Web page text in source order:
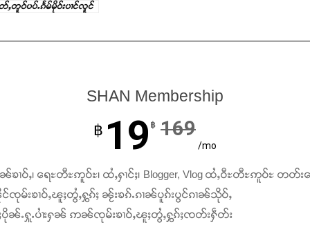
ႇတူဝ်ပပ်ႉၵႅမ်မိုဝ်းပၢင်လူင်
SHAN Membership
฿ 19 ฿ 169
/mo
ၶၢဝ်ႇ၊ ရေႊတီႊဢူဝ်ႊ၊ ထႆႇႁၢင်ႈ၊ Blogger, Vlog ထႆႇဝီႊတီႊဢူဝ်ႊ တ
မ်းၶၢဝ်ႇၽူႈတွႆႇႁွၵ်ႈ ၼႂ်းၶၵ်ႉၵၢၼ်ပူၵ်းပွင်ၵၢၼ်သိုဝ်ႇ
ပိုၼ်ႉႁူႉပၢႆးႁၼ် ဢၼ်ၸုမ်းၶၢဝ်ႇၽူႈတွႆႇႁွၵ်ႈၸတ်းႁဵတ်း